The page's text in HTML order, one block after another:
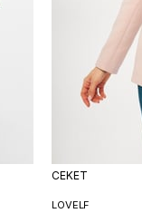
CEKET
LOVELF